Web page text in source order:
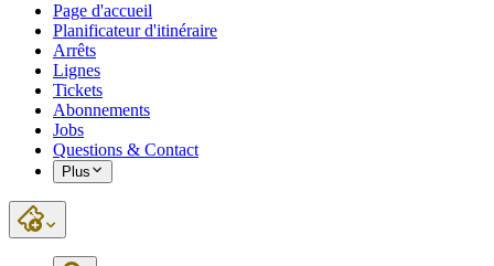
Page d'accueil
Planificateur d'itinéraire
Arrêts
Lignes
Tickets
Abonnements
Jobs
Questions & Contact
Plus